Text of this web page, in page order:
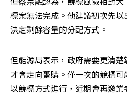
標案無法完成。他建議初次先
決定剩餘容量的分配方式。
但能源局表示，政府需要更清楚
才會走向躉購。僅一次的競標
以競標方式進行，近期會再邀業